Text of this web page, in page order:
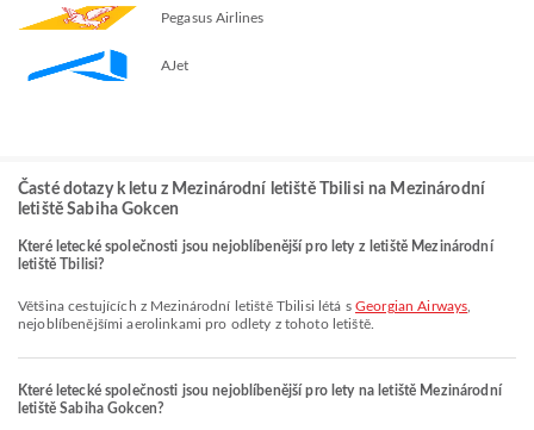
Pegasus Airlines
AJet
Časté dotazy k letu z Mezinárodní letiště Tbilisi na Mezinárodní
letiště Sabiha Gokcen
Které letecké společnosti jsou nejoblíbenější pro lety z letiště Mezinárodní
letiště Tbilisi?
Většina cestujících z Mezinárodní letiště Tbilisi létá s Georgian Airways
nejoblíbenějšími aerolinkami pro odlety z tohoto letiště.
Které letecké společnosti jsou nejoblíbenější pro lety na letiště Mezinárodní
letiště Sabiha Gokcen?